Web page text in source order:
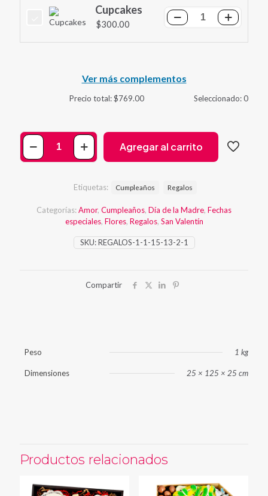
Cupcakes
$300.00
Cupcakes
Ver más complementos
Precio total:$769.00 Seleccionado:0
Dulce
amor
cantidad
Agregar al carrito
SKU:REGALOS-1-1-15-13-2-1
Categorías:Amor, Cumpleaños, Día de la Madre, Fechas
especiales, Flores, Regalos, San Valentín
Etiquetas: Cumpleaños Regalos
Compartir
Peso 1 kg
Dimensiones 25 × 125 × 25 cm
Productos relacionados